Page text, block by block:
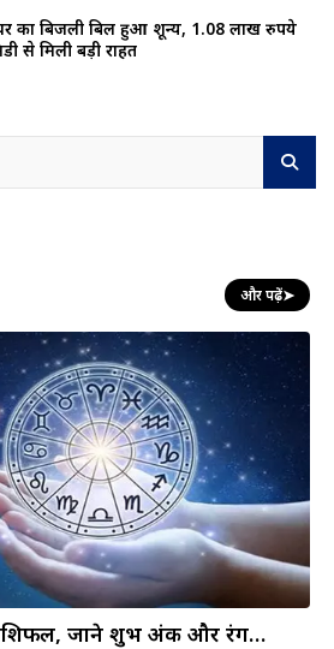
घर का बिजली बिल हुआ शून्य, 1.08 लाख रुपये
से मिली बड़ी राहत
और पढ़ें➤
जाने शुभ अंक और रंग…